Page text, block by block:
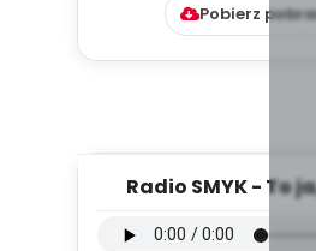
Pobierz
Radio SMYK - To